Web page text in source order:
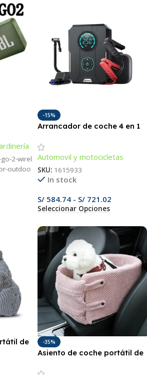
para
2-wirel
outdoo
-15%
Arrancador de coche 4 en 1
portátil, batería externa e
iluminación de emergencia.
Automovil y motocicletas
SKU: 1615933
In stock
S/ 584.74 - S/ 721.02
Seleccionar Opciones
de
-35%
Asiento de coche portátil de